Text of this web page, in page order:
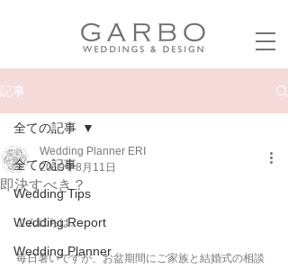
記事
全ての記事
Wedding Tips
Wedding Report
Wedding Planner
全ての記事
即決すべき？
Wedding Planner ERI
2019年8月11日
こんにちは。
毎日暑いですが、お盆期間にご家族と結婚式の相談